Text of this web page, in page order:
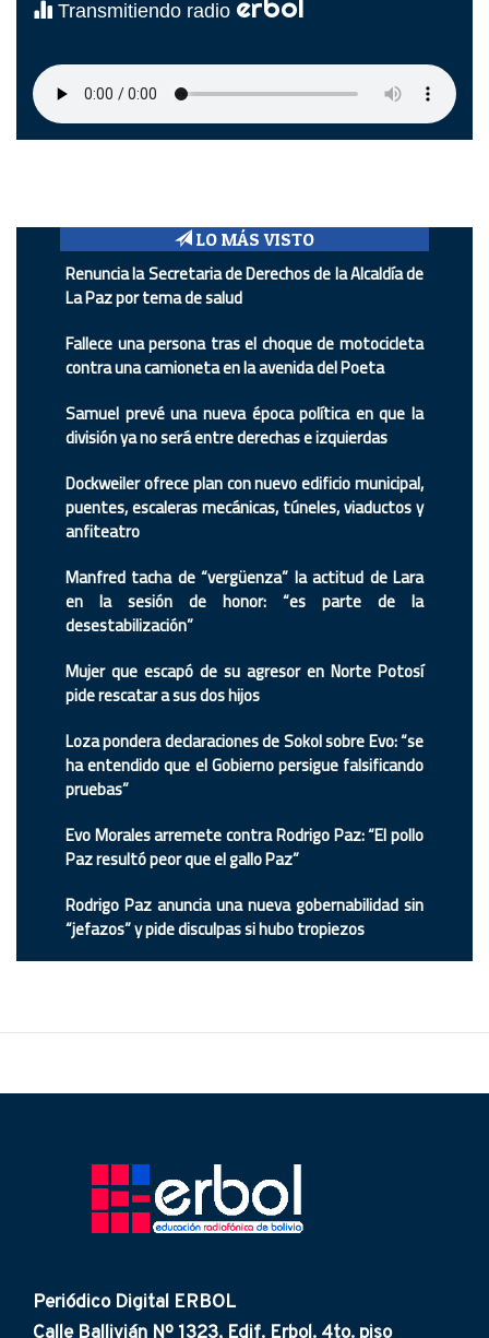
Transmitiendo radio
LO MÁS VISTO
Renuncia la Secretaria de Derechos de la Alcaldía de
La Paz por tema de salud
Fallece una persona tras el choque de motocicleta
contra una camioneta en la avenida del Poeta
Samuel prevé una nueva época política en que la
división ya no será entre derechas e izquierdas
Dockweiler ofrece plan con nuevo edificio municipal,
puentes, escaleras mecánicas, túneles, viaductos y
anfiteatro
Manfred tacha de “vergüenza” la actitud de Lara
en la sesión de honor: “es parte de la
desestabilización”
Mujer que escapó de su agresor en Norte Potosí
pide rescatar a sus dos hijos
Loza pondera declaraciones de Sokol sobre Evo: “se
ha entendido que el Gobierno persigue falsificando
pruebas”
Evo Morales arremete contra Rodrigo Paz: “El pollo
Paz resultó peor que el gallo Paz”
Rodrigo Paz anuncia una nueva gobernabilidad sin
“jefazos” y pide disculpas si hubo tropiezos
Periódico Digital ERBOL
Calle Ballivián Nº 1323, Edif. Erbol. 4to. piso